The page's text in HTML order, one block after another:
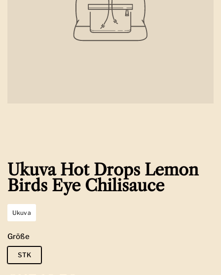
Ukuva Hot Drops Lemon
Birds Eye Chilisauce
Ukuva
Größe
STK